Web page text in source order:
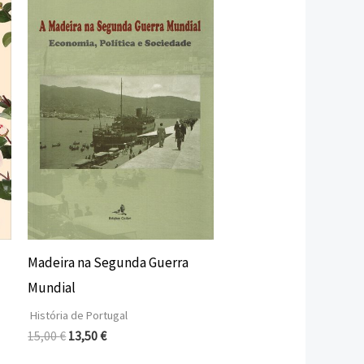
Madeira na Segunda Guerra
Mundial
História de Portugal
15,00€
era:
15,00 €.
13,50€
é:
13,50 €.